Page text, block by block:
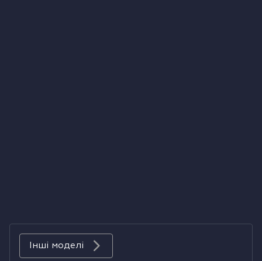
Аксесуари до великої побутової техніки
Поверхні з вбудованою витяжкою
Інші моделі